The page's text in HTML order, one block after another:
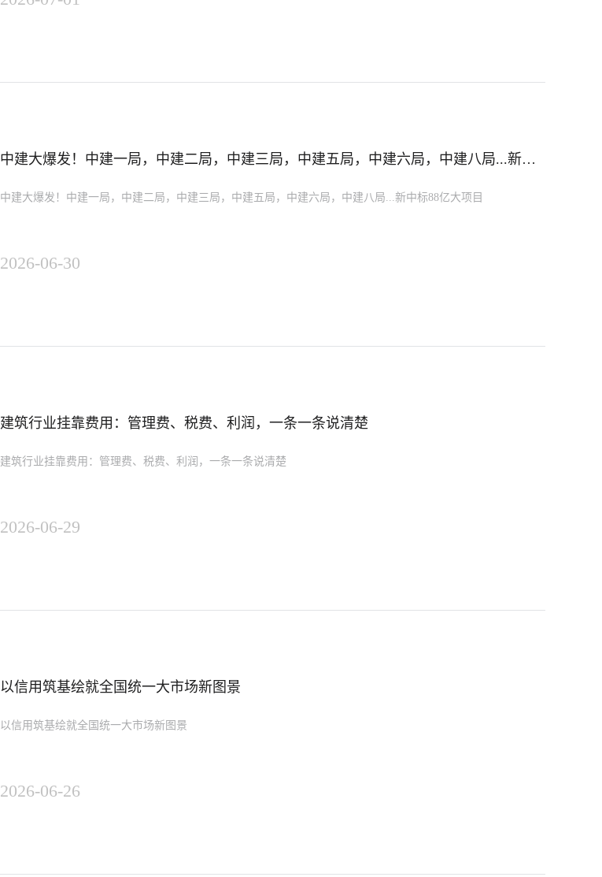
中建大爆发！中建一局，中建二局，中建三局，中建五局，中建六局，中建八局...新中
中建大爆发！中建一局，中建二局，中建三局，中建五局，中建六局，中建八局...新中标88亿大项目
2026-06-30
建筑行业挂靠费用：管理费、税费、利润，一条一条说清楚
建筑行业挂靠费用：管理费、税费、利润，一条一条说清楚
2026-06-29
以信用筑基绘就全国统一大市场新图景
以信用筑基绘就全国统一大市场新图景
2026-06-26